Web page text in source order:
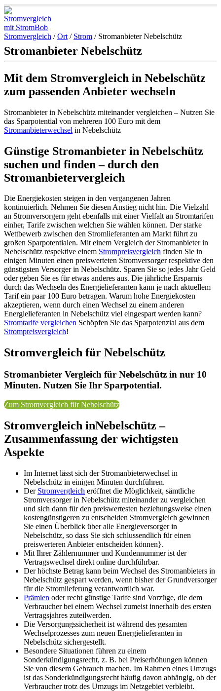
Stromvergleich /Ort / Strom / Stromanbieter Nebelschütz
Stromanbieter Nebelschütz
Mit dem Stromvergleich in Nebelschütz
zum passenden Anbieter wechseln
Stromanbieter in Nebelschütz miteinander vergleichen – Nutzen Sie
das Sparpotential von mehreren 100 Euro mit dem
Stromanbieterwechsel in Nebelschütz
Günstige Stromanbieter in Nebelschütz
suchen und finden – durch den
Stromanbietervergleich
Die Energiekosten steigen in den vergangenen Jahren
kontinuierlich. Nehmen Sie diesen Anstieg nicht hin. Die Vielzahl
an Stromversorgern geht ebenfalls mit einer Vielfalt an Stromtarifen
einher, Tarife zwischen welchen Sie wählen können. Der starke
Wettbewerb zwischen den Stromlieferanten am Markt führt zu
großen Sparpotentialen. Mit einem Vergleich der Stromanbieter in
Nebelschütz respektive einem Strompreisvergleich finden Sie in
einigen Minuten einen preiswerteten Stromversorger respektive den
günstigsten Versorger in Nebelschütz. Sparen Sie so jedes Jahr Geld
oder geben Sie es für etwas anderes aus. Die jährliche Ersparnis
durch das Wechseln des Energielieferanten kann je nach aktuellem
Tarif ein paar 100 Euro betragen. Warum hohe Energiekosten
akzeptieren, wenn durch einen Wechsel zu einem anderen
Energielieferanten in Nebelschütz viel eingespart werden kann?
Stromtarife vergleichen Schöpfen Sie das Sparpotenzial aus dem
Strompreisvergleich!
Stromvergleich für Nebelschütz
Stromanbieter Vergleich für Nebelschütz in nur 10
Minuten. Nutzen Sie Ihr Sparpotential.
Zum Stromvergleich für Nebelschütz
Stromvergleich inNebelschütz –
Zusammenfassung der wichtigsten
Aspekte
Im Internet lässt sich der Stromanbieterwechsel in
Nebelschütz in einigen Minuten durchführen.
Der Stromvergleich eröffnet die Möglichkeit, sämtliche
Stromversorger in Nebelschütz miteinander zu vergleichen
und sich dann für den preiswertesten beziehungsweise einen
kostengünstigeren zu entscheiden Stromvergleich gewinnen
Sie einen Überblick über alle Energieversorger in
Nebelschütz, so dass Sie sich schlussendlich für einen
preiswerteren Anbieter entscheiden können}.
Mit Ihrer Zählernummer und Kundennummer ist der
Vertragswechsel direkt online durchführbar.
Der höchste Betrag kann beim Wechsel des Stromanbieters in
Nebelschütz gespart werden, wenn bisher der Grundversorger
für die Stromlieferung verantwortlich war.
Prämien oder recht günstige Tarife sind Vorzüge, die dem
Verbraucher bei einem Wechsel zumeist innerhalb des ersten
Vertragsjahres zuteilwerden.
Die Versorgungssicherheit ist während des gesamten
Wechselprozesses zum neuen Energielieferanten in
Nebelschütz sichergestellt.
Besondere Situationen führen zu einem
Sonderkündigungsrecht, z. B. bei Preiserhöhungen können
Sie von diesem Gebrauch machen. Im Rahmen eines Umzugs
ist das Sonderkündigungsrecht häufig davon abhängig, ob der
Verbraucher trotz des Umzugs im Netzgebiet verbleibt.